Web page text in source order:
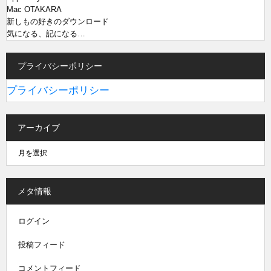
Mac OTAKARA
新しもの好きのダウンロード
気になる、記になる…
プライバシーポリシー
プライバシーポリシー
アーカイブ
メタ情報
ログイン
投稿フィード
コメントフィード